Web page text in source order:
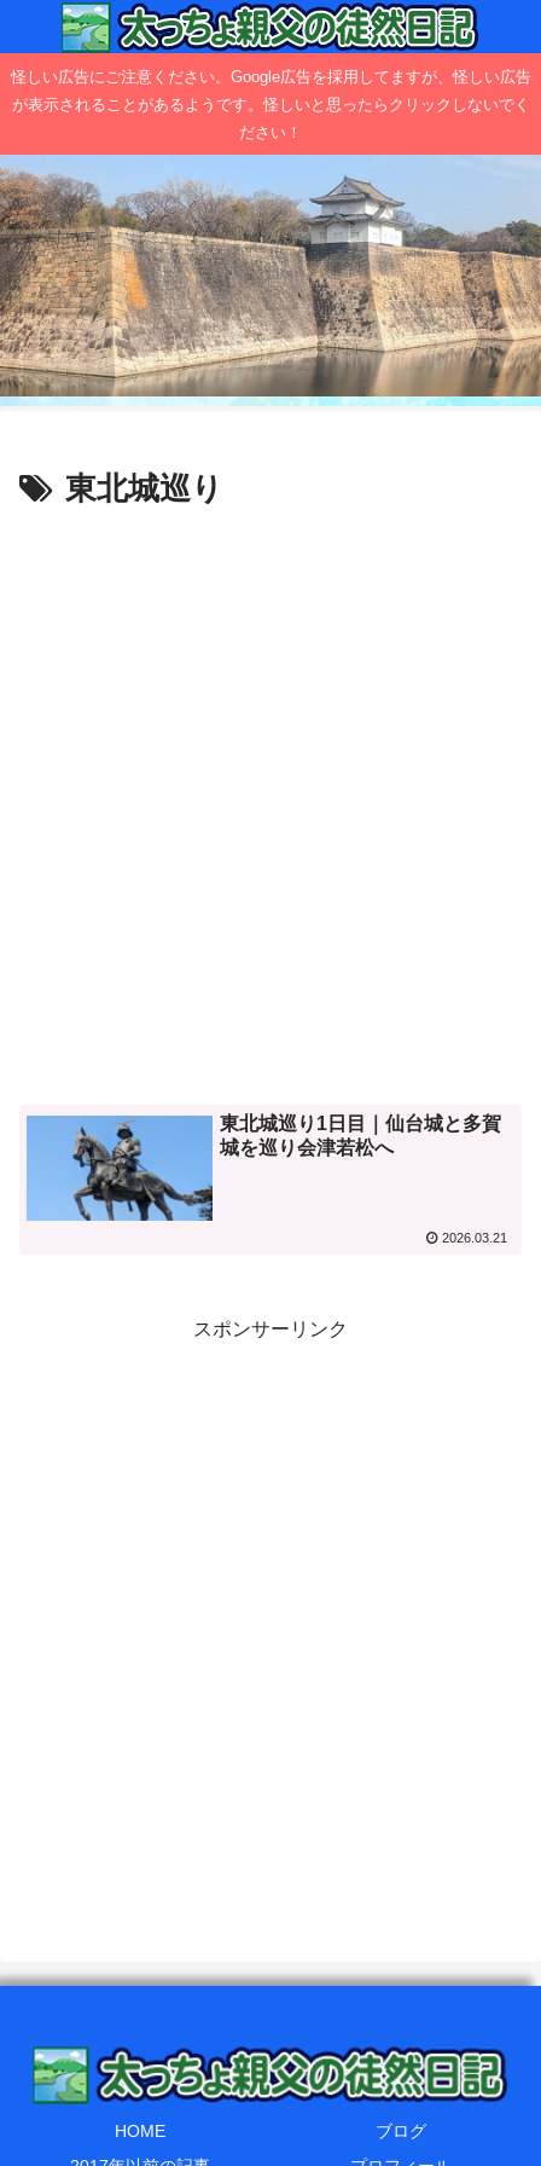
怪しい広告にご注意ください。Google広告を採用してますが、怪しい広告
が表示されることがあるようです。怪しいと思ったらクリックしないでく
ださい！
東北城巡り
東北城巡り1日目｜仙台城と多賀
城を巡り会津若松へ
2026.03.21
スポンサーリンク
HOME
ブログ